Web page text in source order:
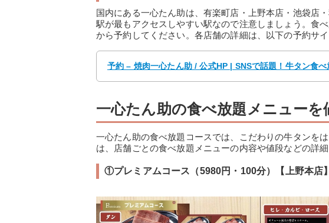
国内にある一心たん助は、有楽町店・上野本店・池袋店
駅が最もアクセスしやすい駅なので注意しましょう。食
から予約してください。各店舗の詳細は、以下の予約サ
予約 – 焼肉一心たん助 / 公式HP | SNSで話題！牛タン食べ
一心たん助の食べ放題メニューを
一心たん助の食べ放題コースでは、こだわりの牛タンを
は、店舗ごとの食べ放題メニューの内容や値段などの詳細
①プレミアムコース（5980円・100分）【上野本店】